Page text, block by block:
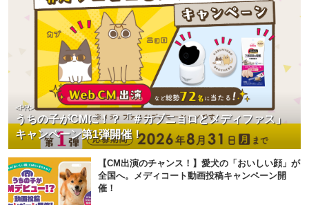
うちの子がCMに！？「＃カブニョロとメディファス」
キャンペーン第1弾開催！
<PR>
【CM出演のチャンス！】愛犬の「おいしい顔」が
全国へ。メディコート動画投稿キャンペーン開
催！